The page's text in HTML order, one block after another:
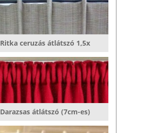
Ritka ceruzás átlátszó 1,5x
Darazsas átlátszó (7cm-es)